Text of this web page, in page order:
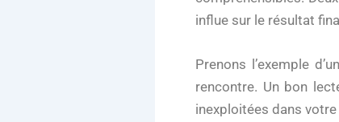
influe sur le résultat
Prenons l’exemple
rencontre. Un bon
inexploitées dans